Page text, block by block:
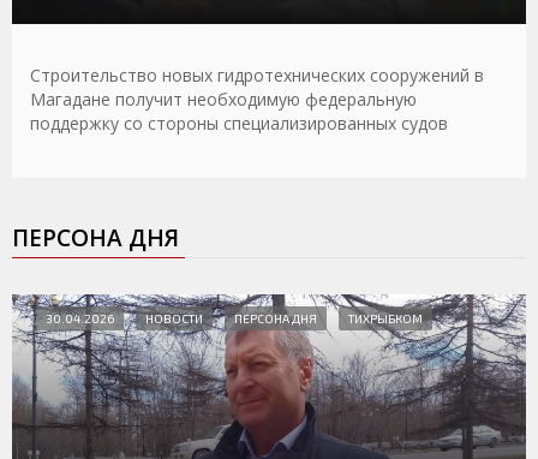
Строительство новых гидротехнических сооружений в
Магадане получит необходимую федеральную
поддержку со стороны специализированных судов
ПЕРСОНА ДНЯ
30.04.2026 НОВОСТИ ПЕРСОНА ДНЯ ТИХРЫБКОМ